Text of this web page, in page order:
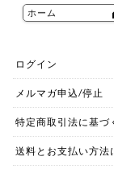
ホーム
ログイン
メルマガ申込/停止
特定商取引法に基づ
送料とお支払い方法